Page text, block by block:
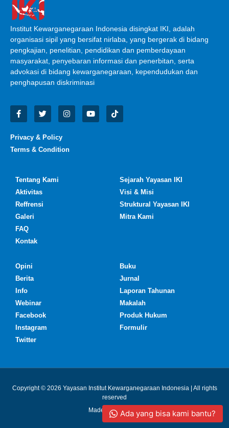
Institut Kewarganegaraan Indonesia disingkat IKI, adalah
organisasi sipil yang bersifat nirlaba, yang bergerak di bidang
pengkajian, penelitian, pendidikan dan pemberdayaan
masyarakat, penyebaran informasi dan penerbitan, serta
advokasi di bidang kewarganegaraan, kependudukan dan
penghapusan diskriminasi
Privacy & Policy
Terms & Condition
Tentang Kami
Aktivitas
Reffrensi
Galeri
FAQ
Kontak
Sejarah Yayasan IKI
Visi & Misi
Struktural Yayasan IKI
Mitra Kami
Opini
Berita
Info
Webinar
Facebook
Instagram
Twitter
Buku
Jurnal
Laporan Tahunan
Makalah
Produk Hukum
Formulir
Copyright © 2026 Yayasan Institut Kewarganegaraan Indonesia | All rights
reserved
Made with ❤ by IKIAda yang bisa kami bantu?